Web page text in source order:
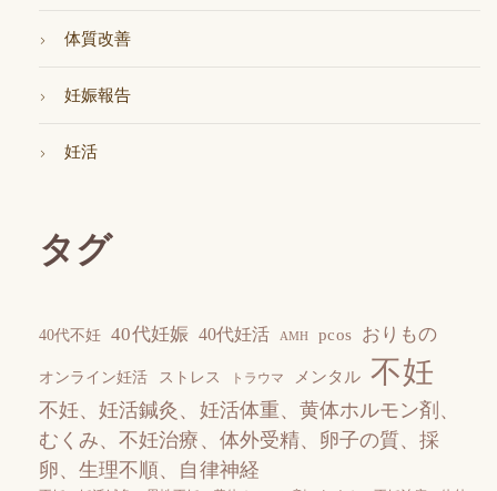
体質改善
妊娠報告
妊活
タグ
40代不妊 40代妊娠 40代妊活 AMH pcos おりもの
オンライン妊活 ストレス トラウマ メンタル 不妊
不妊、妊活鍼灸、妊活体重、黄体ホルモン剤、
むくみ、不妊治療、体外受精、卵子の質、採
卵、生理不順、自律神経